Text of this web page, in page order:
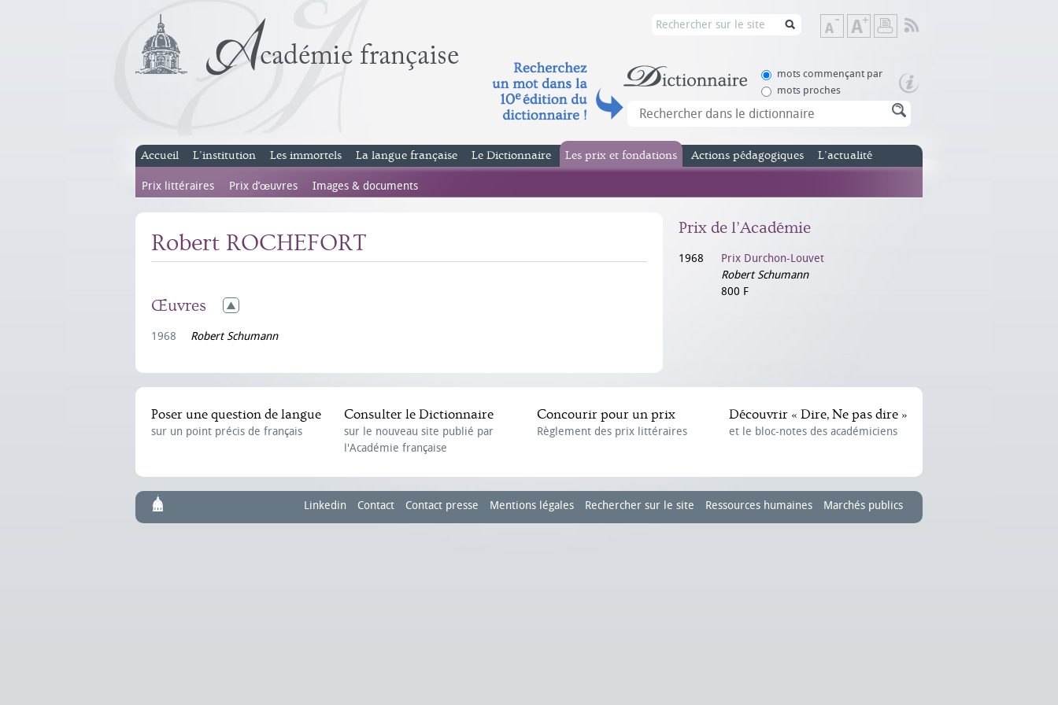
Diminuer
la
de
Augmenter
la
de
mots commençant par
mots proches
Accueil L’institution Les immortels La langue française Le Dictionnaire Les prix et fondations
Prix littéraires Prix d’œuvres Images & documents
Actions pédagogiques L’actualité
Robert ROCHEFORT
Œuvres
1968 Robert Schumann
Prix de l’Académie
1968
Prix Durchon-Louvet
Robert Schumann
800 F
Poser une question de langue
sur un point précis de français
Consulter le Dictionnaire
sur le nouveau site publié par
l'Académie française
Concourir pour un prix
Règlement des prix littéraires
Découvrir « Dire, Ne pas dire »
et le bloc-notes des académiciens
Linkedin Contact Contact presse Mentions légales Rechercher sur le site Ressources humaines Marchés publics